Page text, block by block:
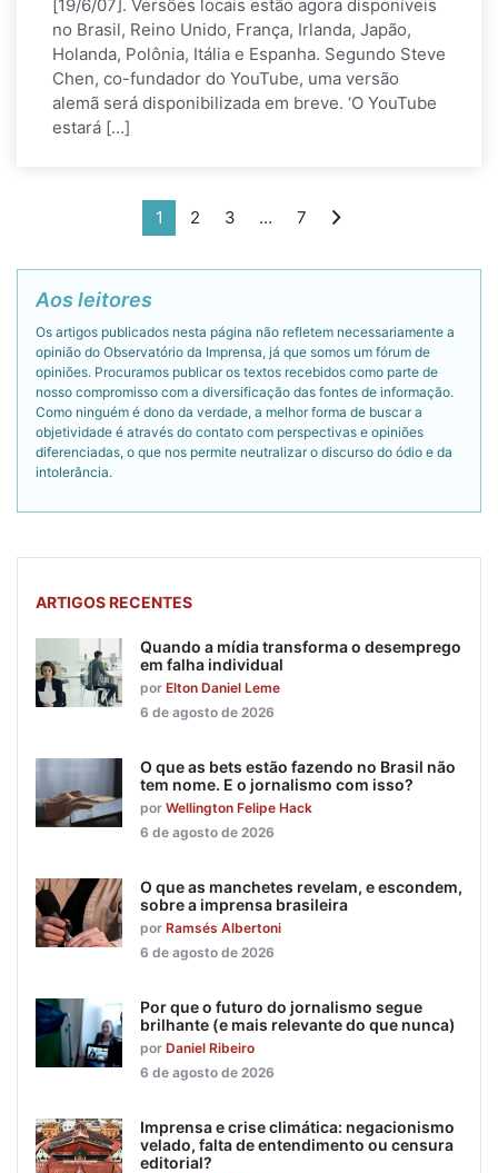
[19/6/07]. Versões locais estão agora disponíveis
no Brasil, Reino Unido, França, Irlanda, Japão,
Holanda, Polônia, Itália e Espanha. Segundo Steve
Chen, co-fundador do YouTube, uma versão
alemã será disponibilizada em breve. ‘O YouTube
estará […]
1 2 3 … 7
Aos leitores
Os artigos publicados nesta página não refletem necessariamente a
opinião do Observatório da Imprensa, já que somos um fórum de
opiniões. Procuramos publicar os textos recebidos como parte de
nosso compromisso com a diversificação das fontes de informação.
Como ninguém é dono da verdade, a melhor forma de buscar a
objetividade é através do contato com perspectivas e opiniões
diferenciadas, o que nos permite neutralizar o discurso do ódio e da
intolerância.
ARTIGOS RECENTES
Quando a mídia transforma o desemprego
em falha individual
por Elton Daniel Leme
6 de agosto de 2026
O que as bets estão fazendo no Brasil não
tem nome. E o jornalismo com isso?
por Wellington Felipe Hack
6 de agosto de 2026
O que as manchetes revelam, e escondem,
sobre a imprensa brasileira
por Ramsés Albertoni
6 de agosto de 2026
Por que o futuro do jornalismo segue
brilhante (e mais relevante do que nunca)
por Daniel Ribeiro
6 de agosto de 2026
Imprensa e crise climática: negacionismo
velado, falta de entendimento ou censura
editorial?